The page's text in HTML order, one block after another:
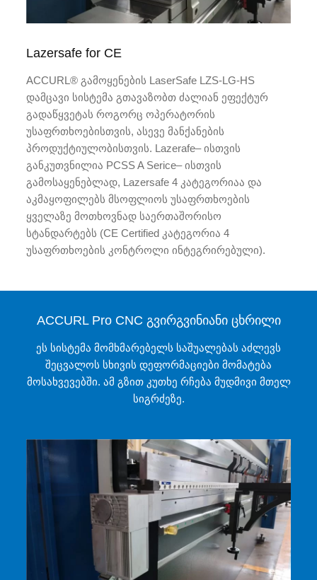
Lazersafe for CE
ACCURL® გამოყენების LaserSafe LZS-LG-HS
დამცავი სისტემა გთავაზობთ ძალიან ეფექტურ
გადაწყვეტას როგორც ოპერატორის
უსაფრთხოებისთვის, ასევე მანქანების
პროდუქტიულობისთვის. Lazerafe– ისთვის
განკუთვნილია PCSS A Serice– ისთვის
გამოსაყენებლად, Lazersafe 4 კატეგორიაა და
აკმაყოფილებს მსოფლიოს უსაფრთხოების
ყველაზე მოთხოვნად საერთაშორისო
სტანდარტებს (CE Certified კატეგორია 4
უსაფრთხოების კონტროლი ინტეგრირებული).
ACCURL Pro CNC გვირგვინიანი ცხრილი
ეს სისტემა მომხმარებელს საშუალებას აძლევს
შეცვალოს სხივის დეფორმაციები მომატება
მოსახვევებში. ამ გზით კუთხე რჩება მუდმივი მთელ
სიგრძეზე.